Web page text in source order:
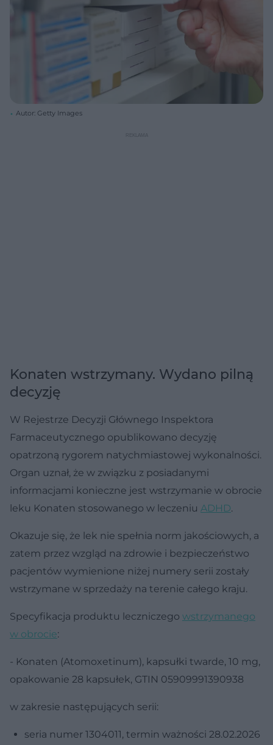
Autor: Getty Images
Konaten wstrzymany. Wydano pilną
decyzję
W Rejestrze Decyzji Głównego Inspektora
Farmaceutycznego opublikowano decyzję
opatrzoną rygorem natychmiastowej wykonalności.
Organ uznał, że w związku z posiadanymi
informacjami konieczne jest wstrzymanie w obrocie
leku Konaten stosowanego w leczeniu ADHD.
Okazuje się, że lek nie spełnia norm jakościowych, a
zatem przez wzgląd na zdrowie i bezpieczeństwo
pacjentów wymienione niżej numery serii zostały
wstrzymane w sprzedaży na terenie całego kraju.
Specyfikacja produktu leczniczego wstrzymanego
w obrocie:
- Konaten (Atomoxetinum), kapsułki twarde, 10 mg,
opakowanie 28 kapsułek, GTIN 05909991390938
w zakresie następujących serii:
seria numer 1304011, termin ważności 28.02.2026